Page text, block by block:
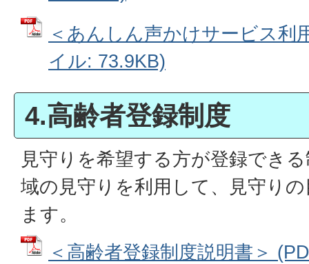
＜あんしん声かけサービス利
イル: 73.9KB)
4.高齢者登録制度
見守りを希望する方が登録でき
域の見守りを利用して、見守り
ます。
＜高齢者登録制度説明書＞